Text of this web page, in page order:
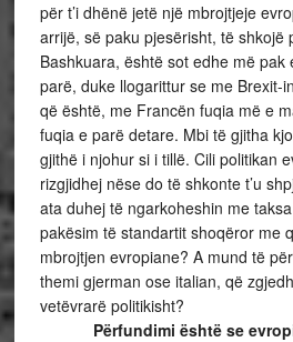
për t’i dhënë jetë një mbrojtjeje
arrijë, së paku pjesërisht, të shkojë
Bashkuara, është sot edhe më
parë, duke llogarittur se me Brexit-
që është, me Francën fuqia më e
fuqia e parë detare. Mbi të gjitha
gjithë i njohur si i tillë. Cili politikan
rizgjidhej nëse do të shkonte t’u
ata duhej të ngarkoheshin me
pakësim të standartit shoqëror me
mbrojtjen evropiane? A mund të
themi gjerman ose italian, që
vetëvrarë politikisht?
Përfundimi është se